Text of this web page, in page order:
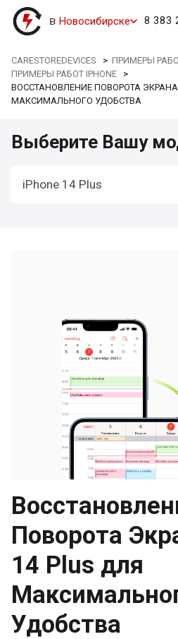
в Новосибирске 8 383
CARESTOREDEVICES >ПРИМЕРЫ
ПРИМЕРЫ РАБОТ IPHONE >
ВОССТАНОВЛЕНИЕ ПОВОРОТА ЭКРАНА
МАКСИМАЛЬНОГО УДОБСТВА
Выберите Вашу
iPhone 14 Plus
Поворота
14 Plus для
Удобства